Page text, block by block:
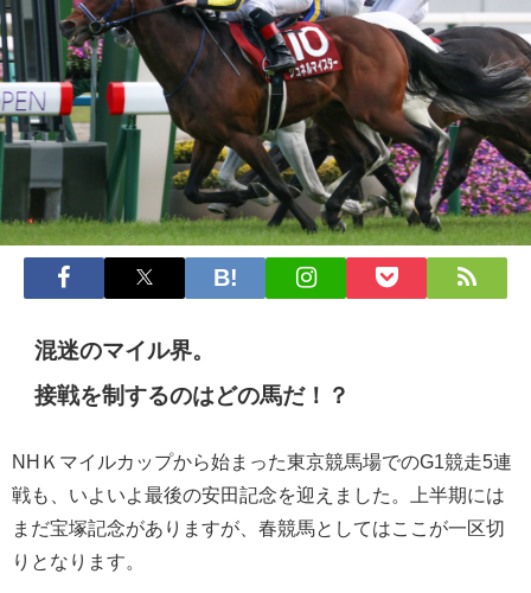
混迷のマイル界。
接戦を制するのはどの馬だ！？
NHＫマイルカップから始まった東京競馬場でのG1競走5連
戦も、いよいよ最後の安田記念を迎えました。上半期には
まだ宝塚記念がありますが、春競馬としてはここが一区切
りとなります。